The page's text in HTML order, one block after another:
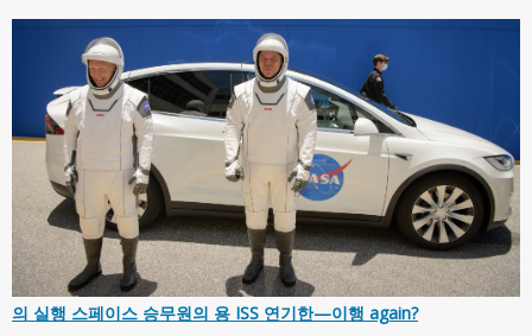
의 실행 스페이스 승무원의 용 ISS 연기한—이행 again?